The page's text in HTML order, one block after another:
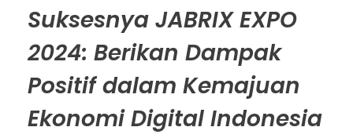
Suksesnya JABRIX EXPO
2024: Berikan Dampak
Positif dalam Kemajuan
Ekonomi Digital Indonesia